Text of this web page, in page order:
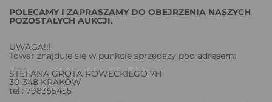
POLECAMY I ZAPRASZAMY DO OBEJRZENIA NASZYCH
POZOSTAŁYCH AUKCJI.
UWAGA!!!
Towar znajduje się w punkcie sprzedaży pod adresem:
STEFANA GROTA ROWECKIEGO 7H
30-348 KRAKÓW
tel.: 798355455